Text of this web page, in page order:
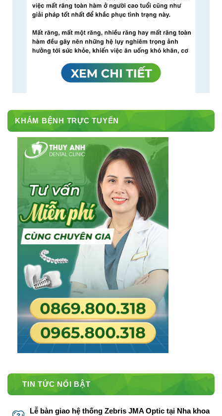
KHÁM BỆNH TRỰC TUYẾN
TIN TỨC NỔI BẬT
Lễ bàn giao hệ thống Zebris JMA Optic tại Nha khoa